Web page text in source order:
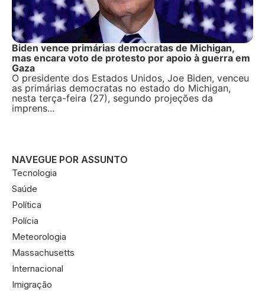
Biden vence primárias democratas de Michigan,
mas encara voto de protesto por apoio à guerra em
Gaza
O presidente dos Estados Unidos, Joe Biden, venceu
as primárias democratas no estado do Michigan,
nesta terça-feira (27), segundo projeções da
imprens...
NAVEGUE POR ASSUNTO
Tecnologia
Saúde
Política
Polícia
Meteorologia
Massachusetts
Internacional
Imigração